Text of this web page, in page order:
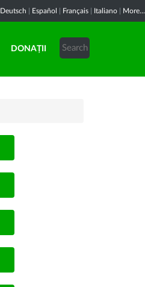
Deutsch Español Français Italiano More...
DONAȚII